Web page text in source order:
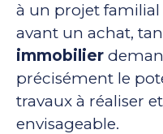
à un projet
avant un achat,
immobilier
précisément le
travaux à réaliser
envisageable.